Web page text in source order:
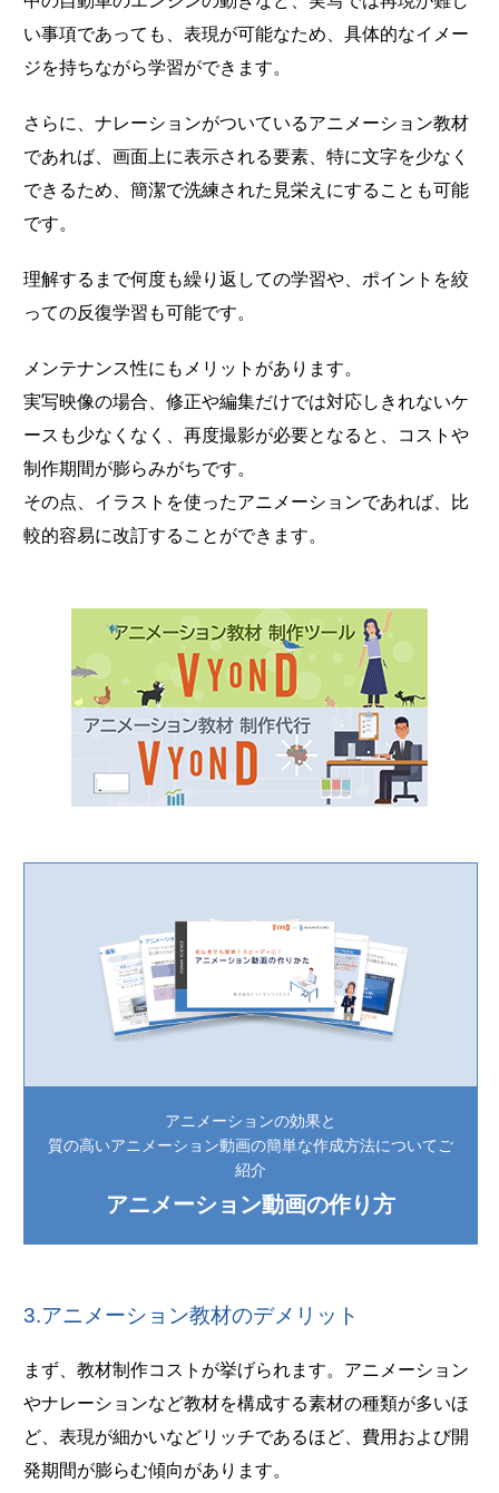
い事項であっても、表現が可能なため、具体的なイメー
ジを持ちながら学習ができます。
さらに、ナレーションがついているアニメーション教材
であれば、画面上に表示される要素、特に文字を少なく
できるため、簡潔で洗練された見栄えにすることも可能
です。
理解するまで何度も繰り返しての学習や、ポイントを絞
っての反復学習も可能です。
メンテナンス性にもメリットがあります。
実写映像の場合、修正や編集だけでは対応しきれないケ
ースも少なくなく、再度撮影が必要となると、コストや
制作期間が膨らみがちです。
その点、イラストを使ったアニメーションであれば、比
較的容易に改訂することができます。
アニメーションの効果と
質の高いアニメーション動画の簡単な作成方法についてご
紹介
アニメーション動画の作り方
3.アニメーション教材のデメリット
まず、教材制作コストが挙げられます。アニメーション
やナレーションなど教材を構成する素材の種類が多いほ
ど、表現が細かいなどリッチであるほど、費用および開
発期間が膨らむ傾向があります。